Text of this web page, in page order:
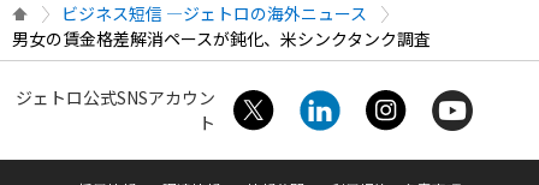
ビジネス短信 ―ジェトロの海外ニュース
男女の賃金格差解消ペースが鈍化、米シンクタンク調査
ジェトロ公式SNSアカウン
ト